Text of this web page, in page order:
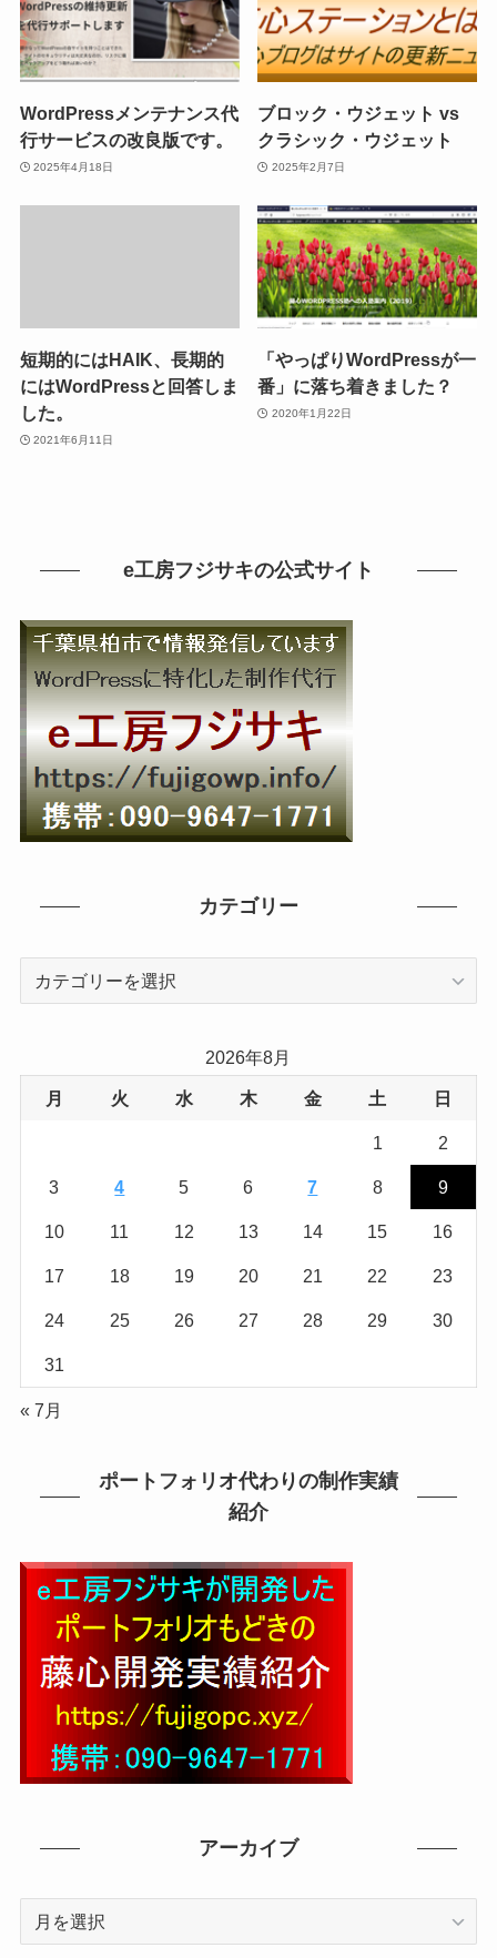
WordPressメンテナンス代
行サービスの改良版です。
2025年4月18日
ブロック・ウジェット vs
クラシック・ウジェット
2025年2月7日
短期的にはHAIK、長期的
にはWordPressと回答しま
した。
2021年6月11日
「やっぱりWordPressが一
番」に落ち着きました？
2020年1月22日
e工房フジサキの公式サイト
カテゴリー
ー
2026年8月
月 火 水 木 金 土 日
1 2
3 4 5 6 7 8 9
10 11 12 13 14 15 16
17 18 19 20 21 22 23
24 25 26 27 28 29 30
31
« 7月
ポートフォリオ代わりの制作実績
紹介
アーカイブ